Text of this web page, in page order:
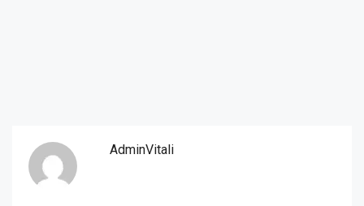
AdminVitali